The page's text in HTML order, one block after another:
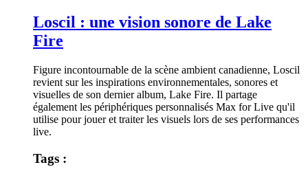
Loscil : une vision sonore de Lake
Fire
Figure incontournable de la scène ambient canadienne, Loscil
revient sur les inspirations environnementales, sonores et
visuelles de son dernier album, Lake Fire. Il partage
également les périphériques personnalisés Max for Live qu'il
utilise pour jouer et traiter les visuels lors de ses performances
live.
Tags :